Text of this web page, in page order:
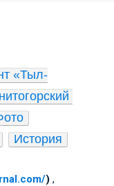
«Тыл-
История
) ,